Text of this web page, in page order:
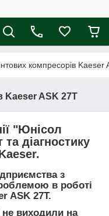
компресорів Kaeser
Kaeser ASK 27T
"Юнісол
діагностику
з
в роботі
ASK 27T.
не виходили на